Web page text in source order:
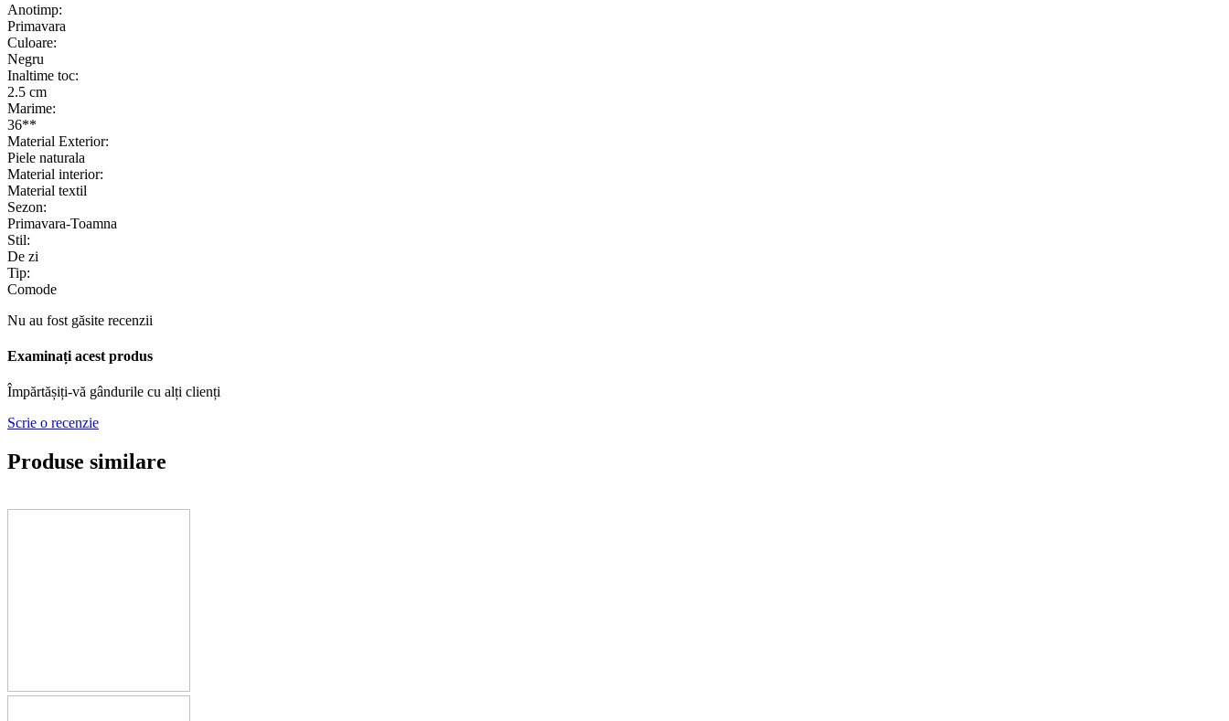
Anotimp:
Primavara
Culoare:
Negru
Inaltime toc:
2.5 cm
Marime:
36**
Material Exterior:
Piele naturala
Material interior:
Material textil
Sezon:
Primavara-Toamna
Stil:
De zi
Tip:
Comode
Nu au fost găsite recenzii
Examinați acest produs
Împărtășiți-vă gândurile cu alți clienți
Scrie o recenzie
Produse similare